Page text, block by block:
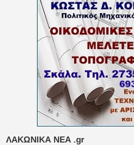
ΛΑΚΩΝΙΚΑ ΝΕΑ .gr